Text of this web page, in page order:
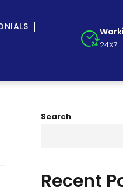
24X7
Search
Recent